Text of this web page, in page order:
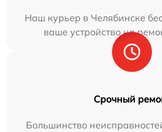
Наш курьер в Челябинске
ваше устройство на
Срочный
Большинство